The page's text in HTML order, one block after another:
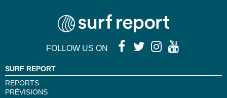
FOLLOW US ON
SURF REPORT
REPORTS
PRÉVISIONS